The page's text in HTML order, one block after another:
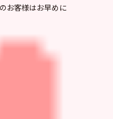
お客様はお早めに